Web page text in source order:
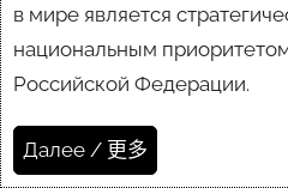
в мире является
национальным
Российской Федерации.
Далее / 更多